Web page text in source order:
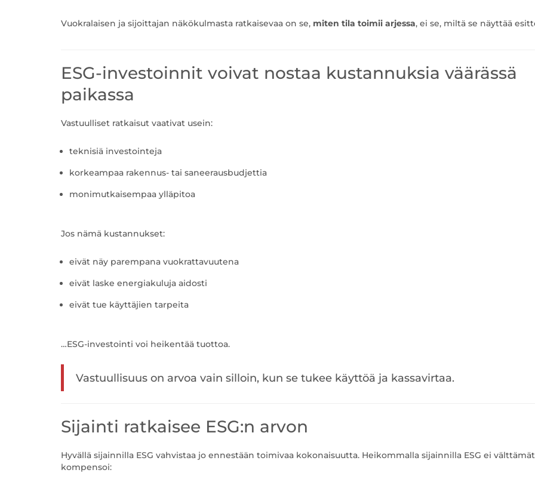
Vuokralaisen ja sijoittajan näkökulmasta ratkaisevaa on se, miten tila toimii arjessa, ei se, miltä se näyttää
ESG-investoinnit voivat nostaa kustannuksia väärässä
paikassa
Vastuulliset ratkaisut vaativat usein:
teknisiä investointeja
korkeampaa rakennus- tai saneerausbudjettia
monimutkaisempaa ylläpitoa
Jos nämä kustannukset:
eivät näy parempana vuokrattavuutena
eivät laske energiakuluja aidosti
eivät tue käyttäjien tarpeita
…ESG-investointi voi heikentää tuottoa.
Vastuullisuus on arvoa vain silloin, kun se tukee käyttöä ja kassavirtaa.
Sijainti ratkaisee ESG:n arvon
Hyvällä sijainnilla ESG vahvistaa jo ennestään toimivaa kokonaisuutta. Heikommalla sijainnilla ESG ei
kompensoi: